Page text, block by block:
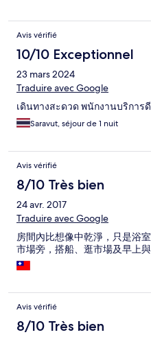
Avis vérifié
10/10 Exceptionnel
23 mars 2024
Traduire avec Google
เดินทางสะดวด พนักงานบริการ
Saravut, séjour de 1 nuit
Avis vérifié
8/10 Très bien
24 avr. 2017
Traduire avec Google
房間內比想像中乾淨，只是浴
市場旁，搭船、逛市場及早上
Avis vérifié
8/10 Très bien